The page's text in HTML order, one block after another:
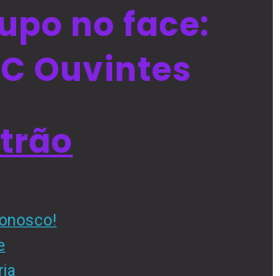
no face:
Ouvintes